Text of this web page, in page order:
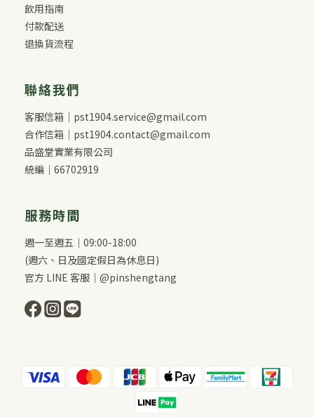
飲用指南
付款配送
退換貨流程
聯絡我們
客服信箱｜pst1904.service@gmail.com
合作信箱｜pst1904.contact@gmail.com
品盛堂實業有限公司
統編｜66702919
服務時間
週一至週五｜09:00-18:00
(週六、日及國定假日為休息日)
官方 LINE 客服｜@pinshengtang